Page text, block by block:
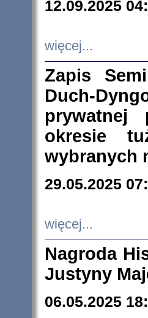
12.09.2025
więcej...
Zapis
Duch-
prywatnej
okresie
wybranych
29.05.2025
więcej...
Nagroda
Justyny
06.05.2025